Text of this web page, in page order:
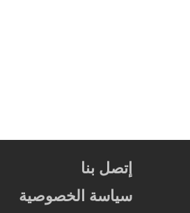
إتصل بنا
سياسة الخصوصية